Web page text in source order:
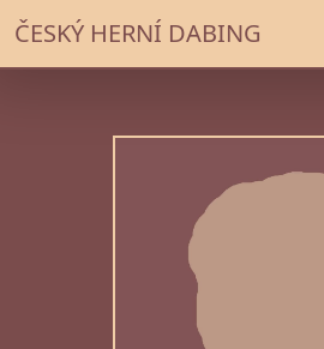
ČESKÝ HERNÍ DABING